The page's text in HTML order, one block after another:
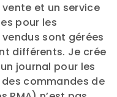
vente et un service
pour les
sont gérées
différents. Je crée
journal pour les
commandes de